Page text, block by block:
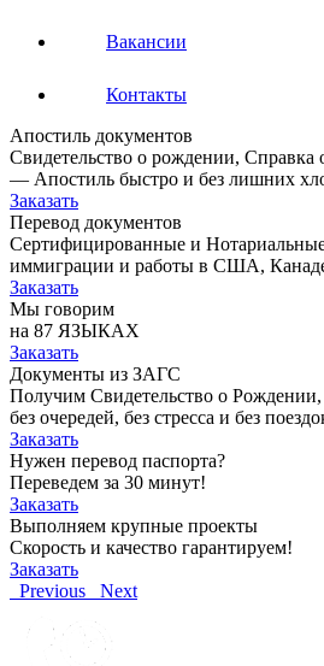
Вакансии
Контакты
Апостиль документов
Свидетельство о рождении,
— Апостиль быстро и без лишних
Заказать
Перевод документов
Сертифицированные и
иммиграции и работы в США,
Заказать
Мы говорим
на 87 ЯЗЫКАХ
Заказать
Документы из ЗАГС
Получим Свидетельство о
без очередей, без стресса и без
Заказать
Нужен перевод паспорта?
Переведем за 30 минут!
Заказать
Выполняем крупные проекты
Скорость и качество гарантируем!
Заказать
Previous
Next